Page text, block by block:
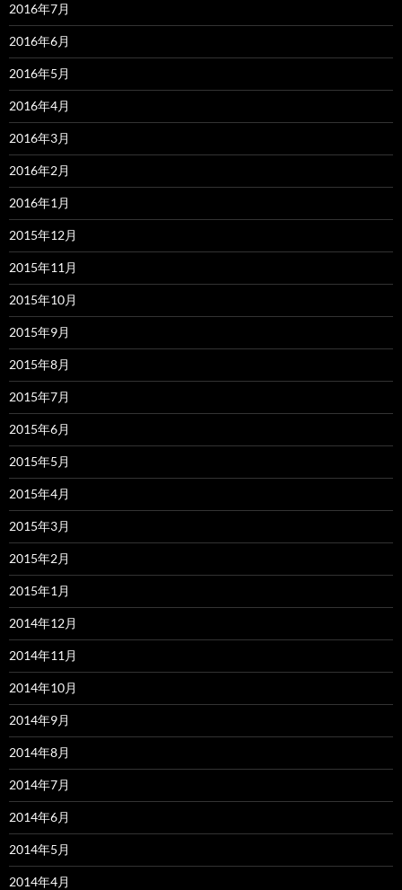
2016年7月
2016年6月
2016年5月
2016年4月
2016年3月
2016年2月
2016年1月
2015年12月
2015年11月
2015年10月
2015年9月
2015年8月
2015年7月
2015年6月
2015年5月
2015年4月
2015年3月
2015年2月
2015年1月
2014年12月
2014年11月
2014年10月
2014年9月
2014年8月
2014年7月
2014年6月
2014年5月
2014年4月